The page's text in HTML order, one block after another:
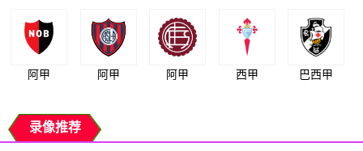
阿甲 阿甲 阿甲 西甲 巴西甲
录像推荐